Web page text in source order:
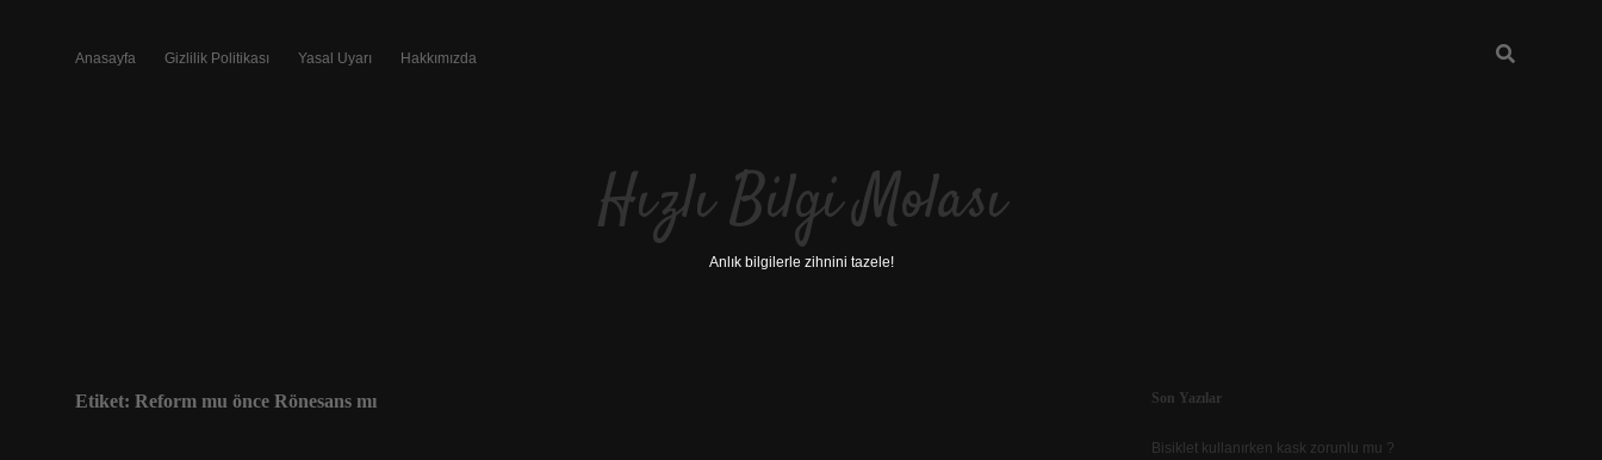
Anasayfa Gizlilik Politikası Yasal Uyarı Hakkımızda
Hızlı Bilgi Molası
Anlık bilgilerle zihnini tazele!
Etiket: Reform mu önce Rönesans mı Sidebar
Son Yazılar
Bisiklet kullanırken kask zorunlu mu ?